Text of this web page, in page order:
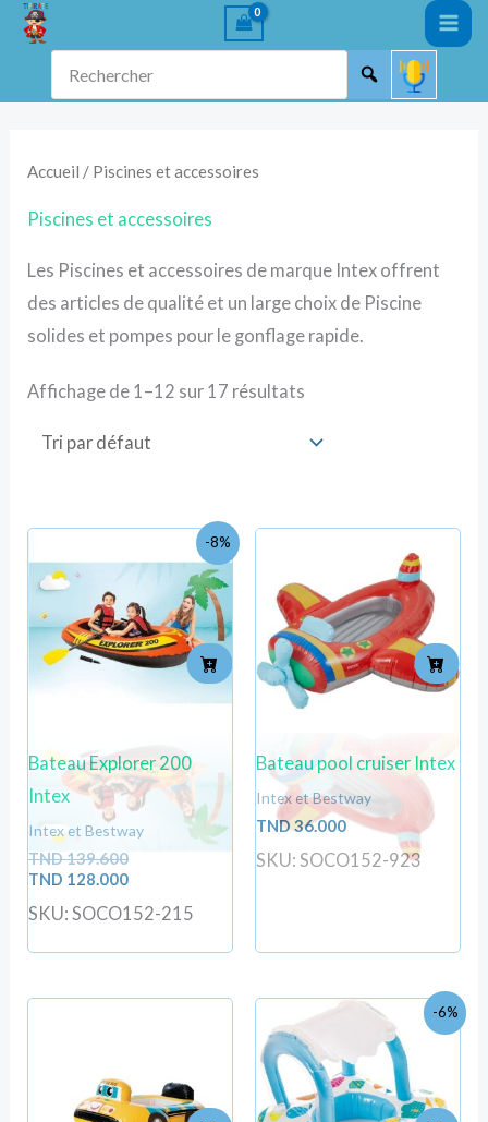
Aller
Rechercher
Accueil / Piscines et accessoires
Piscines et accessoires
Les Piscines et accessoires de marque Intex offrent
des articles de qualité et un large choix de Piscine
solides et pompes pour le gonflage rapide.
Affichage de 1–12 sur 17 résultats
-8%
Bateau Explorer 200
Intex
Intex et Bestway
TND139.600
prix
était :
TND
139.600.
TND 128.000
prix
est :
TND
128.000.
SKU: SOCO152-215
Bateau pool cruiser Intex
Intex et Bestway
TND36.000
SKU: SOCO152-923
-6%
Le
initial
était :
TND
52.000.
Le
prix